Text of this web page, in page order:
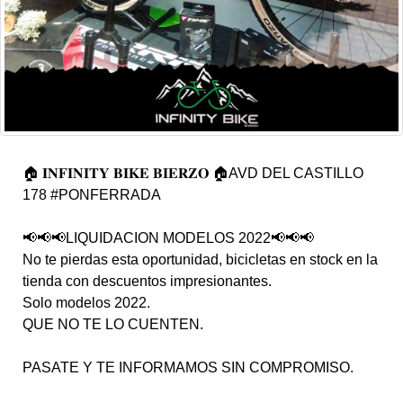
🏠 𝐈𝐍𝐅𝐈𝐍𝐈𝐓𝐘 𝐁𝐈𝐊𝐄 𝐁𝐈𝐄𝐑𝐙𝐎 🏠AVD DEL CASTILLO
178 #PONFERRADA
📢📢📢LIQUIDACION MODELOS 2022📢📢📢
No te pierdas esta oportunidad, bicicletas en stock en la
tienda con descuentos impresionantes.
Solo modelos 2022.
QUE NO TE LO CUENTEN.
PASATE Y TE INFORMAMOS SIN COMPROMISO.